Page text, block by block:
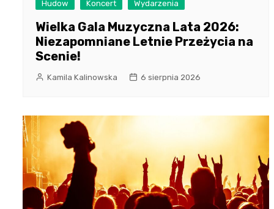
Hudow Koncert Wydarzenia
Wielka Gala Muzyczna Lata 2026:
Niezapomniane Letnie Przeżycia na
Scenie!
Kamila Kalinowska 6 sierpnia 2026